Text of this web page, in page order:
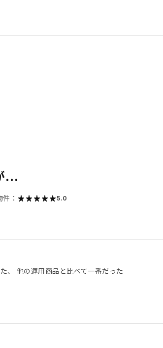
...
件： 5.0
、 他の運用商品と比べて一番だった